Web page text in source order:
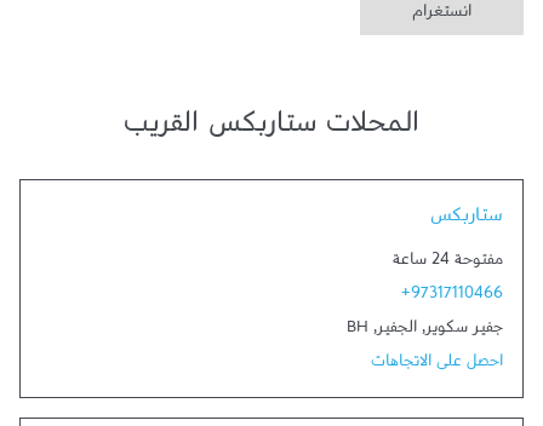
انستغرام
المحلات ستاربكس القريب
ستاربكس
مفتوحة 24 ساعة
+97317110466
جفير سكوير, الجفير,
BH
احصل على الاتجاهات